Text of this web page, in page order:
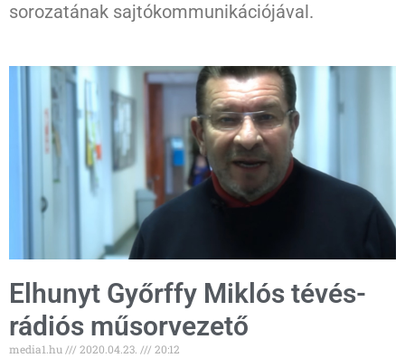
sorozatának sajtókommunikációjával.
Elhunyt Győrffy Miklós tévés-
rádiós műsorvezető
media1.hu 2020.04.23. 20:12